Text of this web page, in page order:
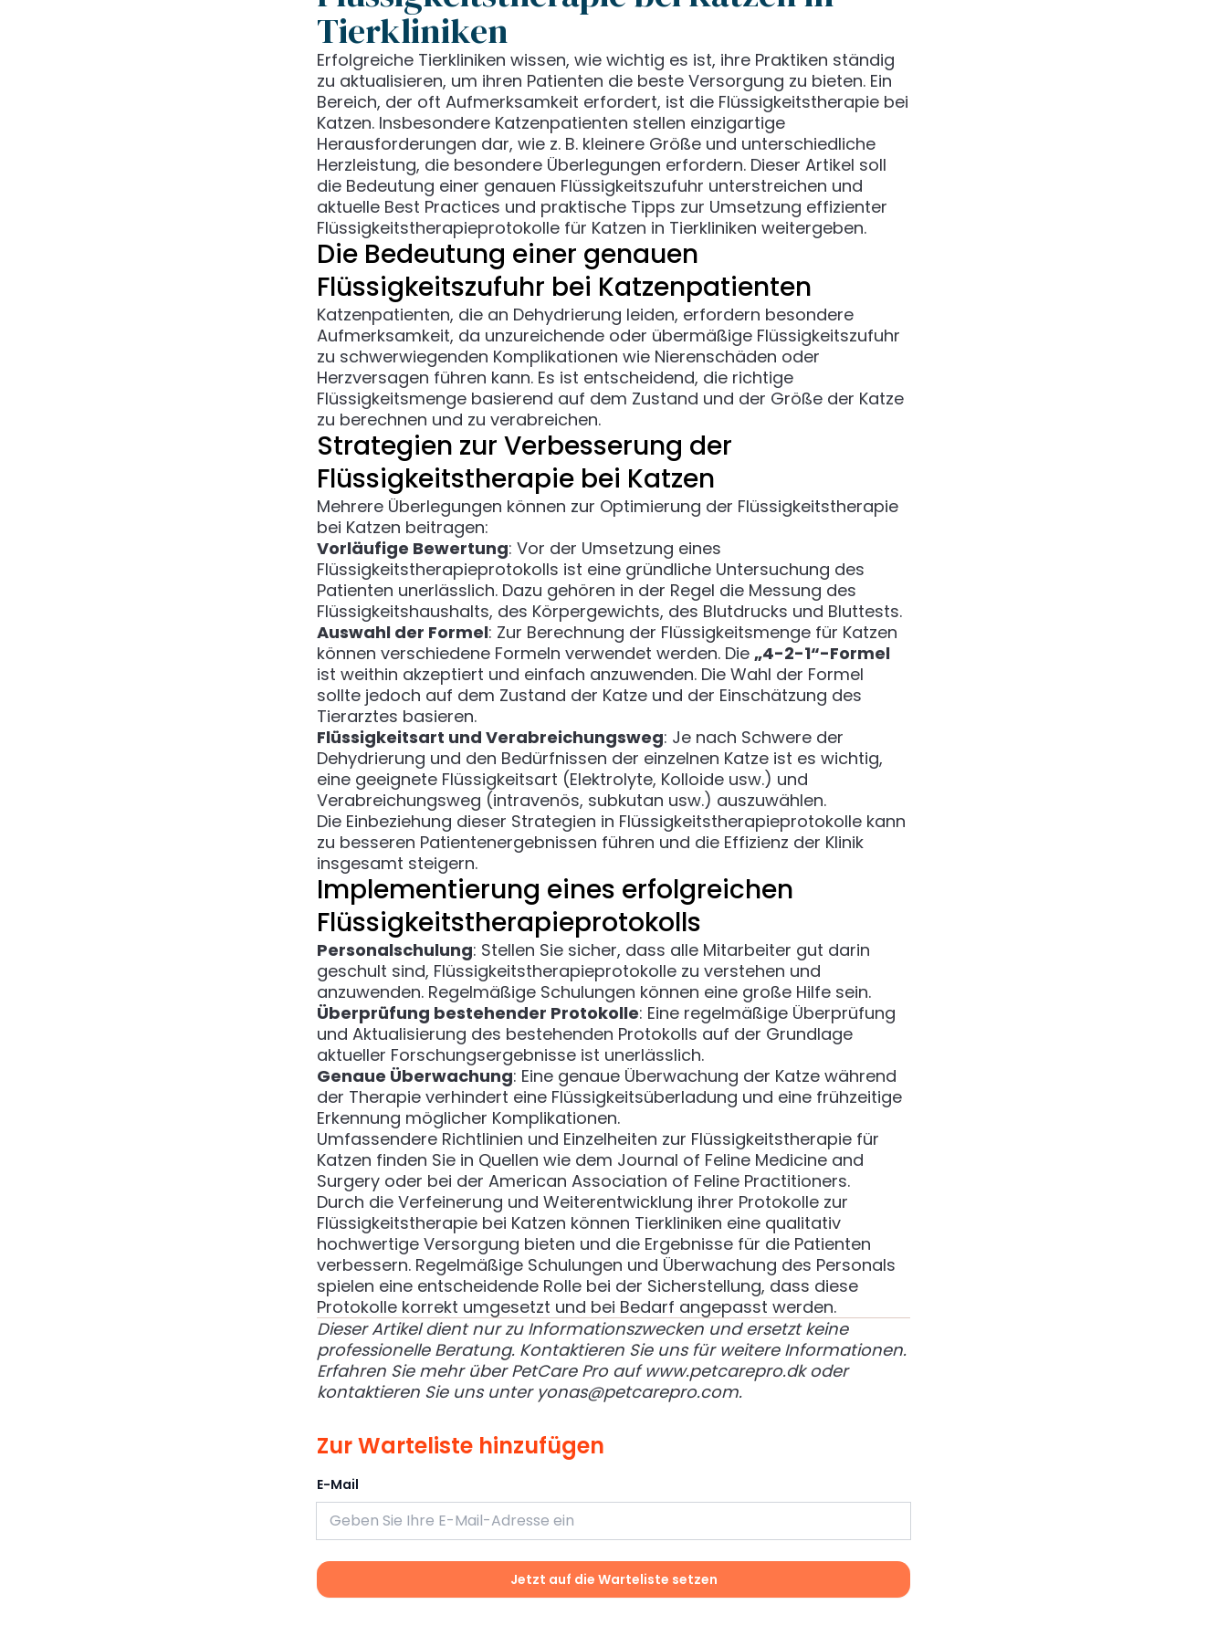
Tierkliniken
Erfolgreiche Tierkliniken wissen, wie wichtig es ist, ihre Praktiken ständig
zu aktualisieren, um ihren Patienten die beste Versorgung zu bieten. Ein
Bereich, der oft Aufmerksamkeit erfordert, ist die Flüssigkeitstherapie bei
Katzen. Insbesondere Katzenpatienten stellen einzigartige
Herausforderungen dar, wie z. B. kleinere Größe und unterschiedliche
Herzleistung, die besondere Überlegungen erfordern. Dieser Artikel soll
die Bedeutung einer genauen Flüssigkeitszufuhr unterstreichen und
aktuelle Best Practices und praktische Tipps zur Umsetzung effizienter
Flüssigkeitstherapieprotokolle für Katzen in Tierkliniken weitergeben.
Die Bedeutung einer genauen
Flüssigkeitszufuhr bei Katzenpatienten
Katzenpatienten, die an Dehydrierung leiden, erfordern besondere
Aufmerksamkeit, da unzureichende oder übermäßige Flüssigkeitszufuhr
zu schwerwiegenden Komplikationen wie Nierenschäden oder
Herzversagen führen kann. Es ist entscheidend, die richtige
Flüssigkeitsmenge basierend auf dem Zustand und der Größe der Katze
zu berechnen und zu verabreichen.
Strategien zur Verbesserung der
Flüssigkeitstherapie bei Katzen
Mehrere Überlegungen können zur Optimierung der Flüssigkeitstherapie
bei Katzen beitragen:
Vorläufige Bewertung: Vor der Umsetzung eines
Flüssigkeitstherapieprotokolls ist eine gründliche Untersuchung des
Patienten unerlässlich. Dazu gehören in der Regel die Messung des
Flüssigkeitshaushalts, des Körpergewichts, des Blutdrucks und Bluttests.
Auswahl der Formel: Zur Berechnung der Flüssigkeitsmenge für Katzen
können verschiedene Formeln verwendet werden. Die „4-2-1“-Formel
ist weithin akzeptiert und einfach anzuwenden. Die Wahl der Formel
sollte jedoch auf dem Zustand der Katze und der Einschätzung des
Tierarztes basieren.
Flüssigkeitsart und Verabreichungsweg: Je nach Schwere der
Dehydrierung und den Bedürfnissen der einzelnen Katze ist es wichtig,
eine geeignete Flüssigkeitsart (Elektrolyte, Kolloide usw.) und
Verabreichungsweg (intravenös, subkutan usw.) auszuwählen.
Die Einbeziehung dieser Strategien in Flüssigkeitstherapieprotokolle kann
zu besseren Patientenergebnissen führen und die Effizienz der Klinik
insgesamt steigern.
Implementierung eines erfolgreichen
Flüssigkeitstherapieprotokolls
Personalschulung: Stellen Sie sicher, dass alle Mitarbeiter gut darin
geschult sind, Flüssigkeitstherapieprotokolle zu verstehen und
anzuwenden. Regelmäßige Schulungen können eine große Hilfe sein.
Überprüfung bestehender Protokolle: Eine regelmäßige Überprüfung
und Aktualisierung des bestehenden Protokolls auf der Grundlage
aktueller Forschungsergebnisse ist unerlässlich.
Genaue Überwachung: Eine genaue Überwachung der Katze während
der Therapie verhindert eine Flüssigkeitsüberladung und eine frühzeitige
Erkennung möglicher Komplikationen.
Umfassendere Richtlinien und Einzelheiten zur Flüssigkeitstherapie für
Katzen finden Sie in Quellen wie dem Journal of Feline Medicine and
Surgery oder bei der American Association of Feline Practitioners.
Durch die Verfeinerung und Weiterentwicklung ihrer Protokolle zur
Flüssigkeitstherapie bei Katzen können Tierkliniken eine qualitativ
hochwertige Versorgung bieten und die Ergebnisse für die Patienten
verbessern. Regelmäßige Schulungen und Überwachung des Personals
spielen eine entscheidende Rolle bei der Sicherstellung, dass diese
Protokolle korrekt umgesetzt und bei Bedarf angepasst werden.
Dieser Artikel dient nur zu Informationszwecken und ersetzt keine
professionelle Beratung. Kontaktieren Sie uns für weitere Informationen.
Erfahren Sie mehr über PetCare Pro aufwww.petcarepro.dkoder
kontaktieren Sie uns unter yonas@petcarepro.com.
Zur Warteliste hinzufügen
E-Mail
Jetzt auf die Warteliste setzen